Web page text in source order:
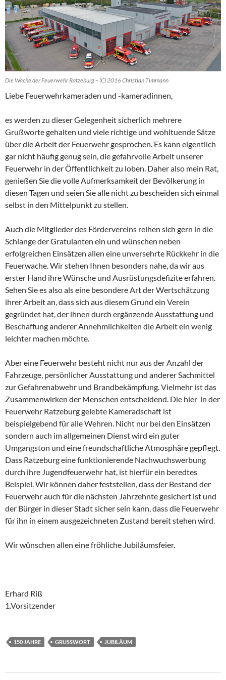
Die Wache der Feuerwehr Ratzeburg – (C) 2016 Christian Timmann
Liebe Feuerwehrkameraden und -kameradinnen,
es werden zu dieser Gelegenheit sicherlich mehrere
Grußworte gehalten und viele richtige und wohltuende Sätze
über die Arbeit der Feuerwehr gesprochen. Es kann eigentlich
gar nicht häufig genug sein, die gefahrvolle Arbeit unserer
Feuerwehr in der Öffentlichkeit zu loben. Daher also mein Rat,
genießen Sie die volle Aufmerksamkeit der Bevölkerung in
diesen Tagen und seien Sie alle nicht zu bescheiden sich einmal
selbst in den Mittelpunkt zu stellen.
Auch die Mitglieder des Fördervereins reihen sich gern in die
Schlange der Gratulanten ein und wünschen neben
erfolgreichen Einsätzen allen eine unversehrte Rückkehr in die
Feuerwache. Wir stehen Ihnen besonders nahe, da wir aus
erster Hand ihre Wünsche und Ausrüstungsdefizite erfahren.
Sehen Sie es also als eine besondere Art der Wertschätzung
ihrer Arbeit an, dass sich aus diesem Grund ein Verein
gegründet hat, der ihnen durch ergänzende Ausstattung und
Beschaffung anderer Annehmlichkeiten die Arbeit ein wenig
leichter machen möchte.
Aber eine Feuerwehr besteht nicht nur aus der Anzahl der
Fahrzeuge, persönlicher Ausstattung und anderer Sachmittel
zur Gefahrenabwehr und Brandbekämpfung. Vielmehr ist das
Zusammenwirken der Menschen entscheidend. Die hier in der
Feuerwehr Ratzeburg gelebte Kameradschaft ist
beispielgebend für alle Wehren. Nicht nur bei den Einsätzen
sondern auch im allgemeinen Dienst wird ein guter
Umgangston und eine freundschaftliche Atmosphäre gepflegt.
Dass Ratzeburg eine funktionierende Nachwuchswerbung
durch ihre Jugendfeuerwehr hat, ist hierfür ein beredtes
Beispiel. Wir können daher feststellen, dass der Bestand der
Feuerwehr auch für die nächsten Jahrzehnte gesichert ist und
der Bürger in dieser Stadt sicher sein kann, dass die Feuerwehr
für ihn in einem ausgezeichneten Zustand bereit stehen wird.
Wir wünschen allen eine fröhliche Jubiläumsfeier.
Erhard Riß
1.Vorsitzender
150 JAHRE GRUSSWORT JUBILÄUM